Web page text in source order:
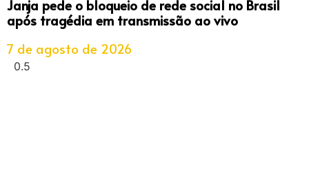
Janja pede o bloqueio de rede social no Brasil
após tragédia em transmissão ao vivo
7 de agosto de 2026